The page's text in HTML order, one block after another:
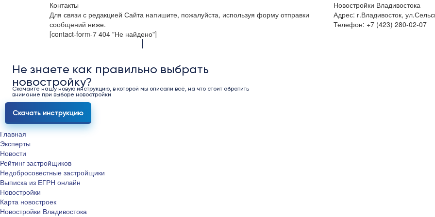
Контакты
Для связи с редакцией Сайта напишите, пожалуйста, используя форму отправки
сообщений ниже.
[contact-form-7 404 "Не найдено"]
Новостройки Владивостока
Адрес: г.Владивосток,
Телефон: +7 (423) 280-02-07
Не знаете как правильно выбрать
новостройку?
Скачайте нашу новую инструкцию, в которой мы описали всё, на что стоит обратить
внимание при выборе новостройки
Скачать инструкцию
Главная
Эксперты
Новости
Рейтинг застройщиков
Недобросовестные застройщики
Выписка из ЕГРН онлайн
Новостройки
Карта новостроек
Новостройки Владивостока